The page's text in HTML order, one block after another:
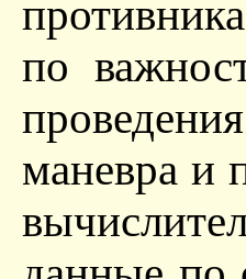
по
маневра и